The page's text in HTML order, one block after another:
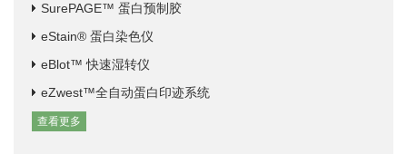
SurePAGE™ 蛋白预制胶
eStain® 蛋白染色仪
eBlot™ 快速湿转仪
eZwest™全自动蛋白印迹系统
查看更多